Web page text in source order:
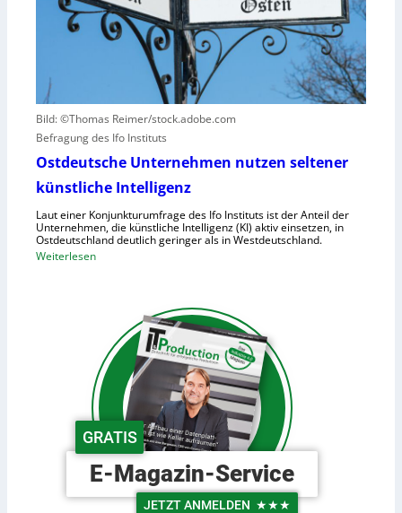
S
e
c
e
n
o
h
e
n
t
a
u
m
a
n
i
d
e
R
r
i
n
d
e
r
L
o
Bild: ©Thomas Reimer/stock.adobe.com
Befragung des Ifo Instituts
Ostdeutsche Unternehmen nutzen seltener
künstliche Intelligenz
Laut einer Konjunkturumfrage des Ifo Instituts ist der Anteil der
Unternehmen, die künstliche Intelligenz (KI) aktiv einsetzen, in
Ostdeutschland deutlich geringer als in Westdeutschland.
Weiterlesen:
u
t
s
c
h
e
U
n
GRATIS
E-Magazin-Service
JETZT ANMELDEN ★★★